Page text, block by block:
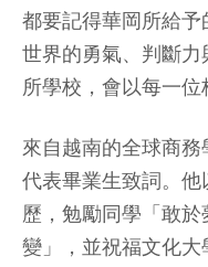
都要記得華岡所給
世界的勇氣、判斷
所學校，會以每一位
來自越南的全球商
代表畢業生致詞。
歷，勉勵同學「敢
變」，並祝福文化